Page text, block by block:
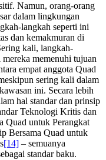
Namun, orang-orang
dalam lingkungan
langkah seperti ini
dan kemakmuran di
kali, langkah-
memenuhi tujuan
empat anggota Quad
sering kali dalam
ini. Secara lebih
hal standar dan prinsip
Teknologi Kritis dan
Quad untuk Perangkat
Bersama Quad untuk
[14] – semuanya
standar baku.